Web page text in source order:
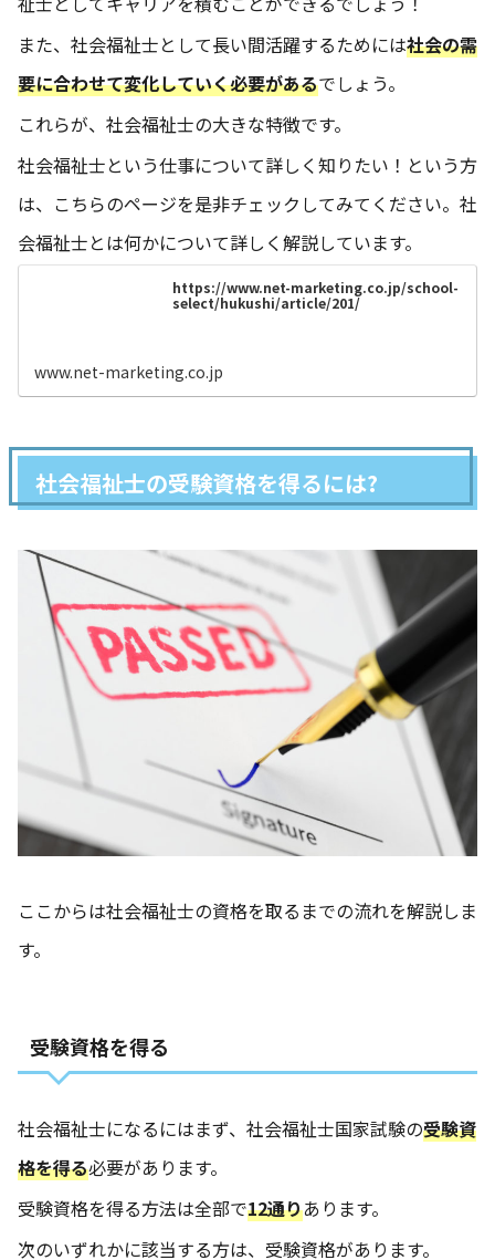
また、社会福祉士として長い間活躍するためには社会の需
要に合わせて変化していく必要があるでしょう。
これらが、社会福祉士の大きな特徴です。
社会福祉士という仕事について詳しく知りたい！という方
は、こちらのページを是非チェックしてみてください。社
会福祉士とは何かについて詳しく解説しています。
https://www.net-marketing.co.jp/school-
select/hukushi/article/201/
www.net-marketing.co.jp
社会福祉士の受験資格を得るには?
ここからは社会福祉士の資格を取るまでの流れを解説しま
す。
受験資格を得る
社会福祉士になるにはまず、社会福祉士国家試験の受験資
格を得る必要があります。
受験資格を得る方法は全部で12通りあります。
次のいずれかに該当する方は、受験資格があります。